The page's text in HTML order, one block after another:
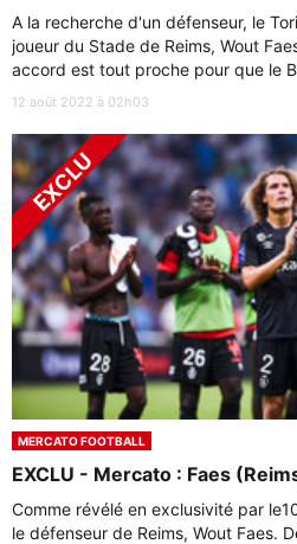
A la recherche d'un défenseur, le
joueur du Stade de Reims, Wout
accord est tout proche pour que le
12 août 2022 à 02h03
MERCATO FOOTBALL
EXCLU - Mercato : Faes
Comme révélé en exclusivité par
le défenseur de Reims, Wout Faes.